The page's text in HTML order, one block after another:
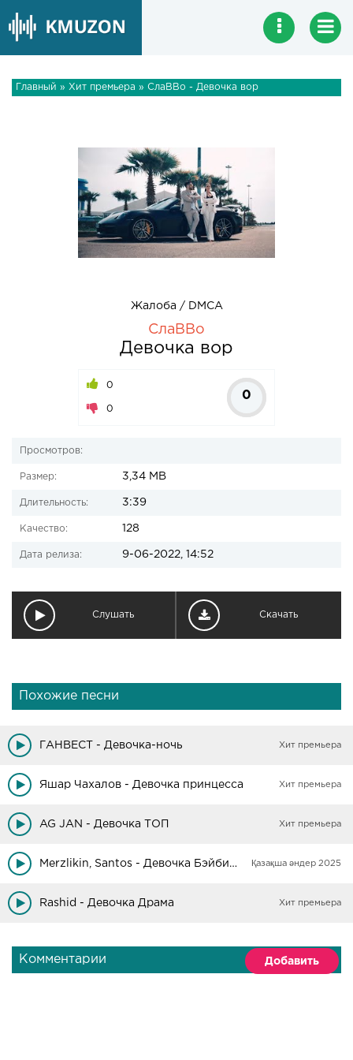
Главный » Хит премьера » СлаВВо - Девочка вор
Жалоба / DMCA
СлаВВо
Девочка вор
0
0
0
Просмотров:
Размер: 3,34 MB
Длительность: 3:39
Качество: 128
Дата релиза: 9-06-2022, 14:52
Слушать Скачать
Похожие песни
ГАНВЕСТ - Девочка-ночь Хит премьера
Яшар Чахалов - Девочка принцесса Хит премьера
AG JAN - Девочка ТОП Хит премьера
Merzlikin, Santos - Девочка Бэйбифэйс Қазақша әндер 2025
Rashid - Девочка Драма Хит премьера
Комментарии Добавить